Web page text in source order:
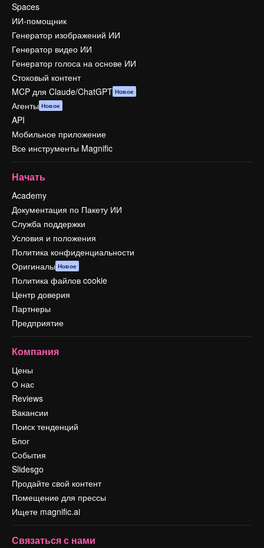
Spaces
ИИ-помощник
Генератор изображений ИИ
Генератор видео ИИ
Генератор голоса на основе ИИ
Стоковый контент
MCP для Claude/ChatGPT Новое
Агенты Новое
API
Мобильное приложение
Все инструменты Magnific
Начать
Academy
Документация по Пакету ИИ
Служба поддержки
Условия и положения
Политика конфиденциальности
Оригиналы Новое
Политика файлов cookie
Центр доверия
Партнеры
Предприятие
Компания
Цены
О нас
Reviews
Вакансии
Поиск тенденций
Блог
События
Slidesgo
Продайте свой контент
Помещение для прессы
Ищете magnific.ai
Связаться с нами